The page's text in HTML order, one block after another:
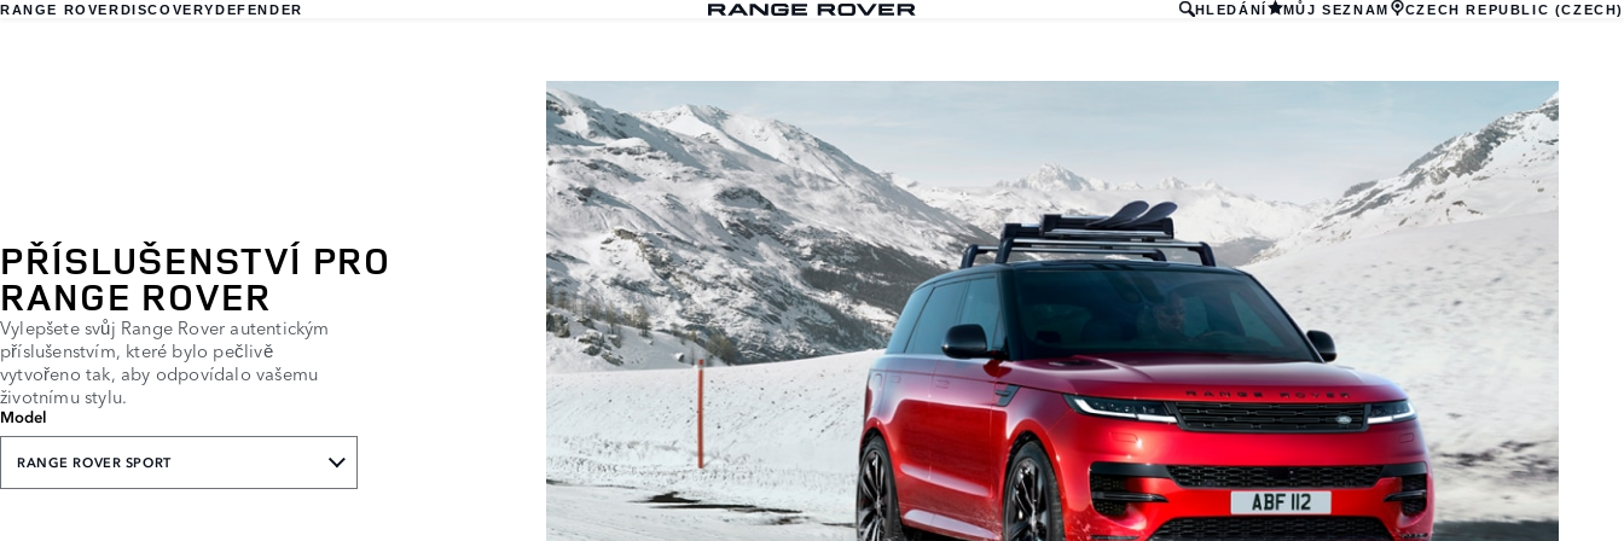
RANGE ROVERDISCOVERYDEFENDER HLEDÁNÍ MŮJ SEZNAM CZECH REPUBLIC (CZECH)
PŘÍSLUŠENSTVÍ PRO
RANGE ROVER
Vylepšete svůj Range Rover autentickým
příslušenstvím, které bylo pečlivě
vytvořeno tak, aby odpovídalo vašemu
životnímu stylu.
Model
RANGE ROVER SPORT